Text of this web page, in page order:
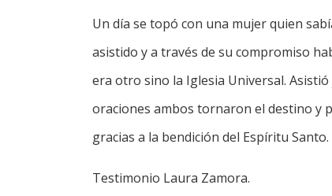
Un día se topó con una mujer quien
asistido y a través de su compromiso
era otro sino la Iglesia Universal.
oraciones ambos tornaron el destino y
gracias a la bendición del Espíritu Santo.
Testimonio Laura Zamora.